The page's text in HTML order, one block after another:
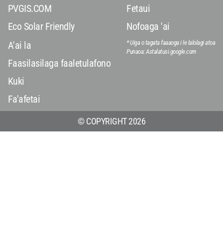
PVGIS.COM
Eco Solar Friendly
A'ai la
Faasilasilaga faaletulafono
Kuki
Fa'afetai
Fetaui
Nofoaga 'ai
* Uiga o tagata faaaoga i le lalolagi atoa
Punaoa: Astalatusi.google.com
© COPYRIGHT 2026